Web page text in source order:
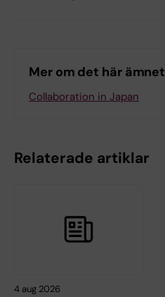
Mer om det här ämnet
Collaboration in Japan
Relaterade artiklar
4 aug 2026